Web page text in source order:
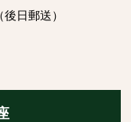
日郵送）